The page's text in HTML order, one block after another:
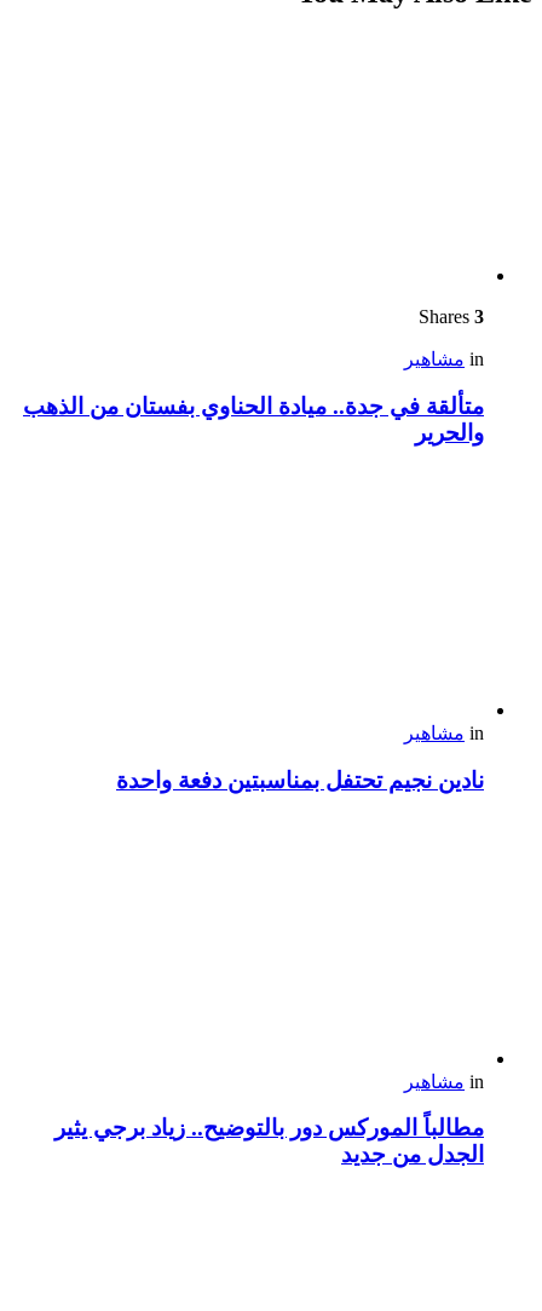
3
in مشاهير
متألقة في جدة.. ميادة الحناوي بفستان من الذهب
والحرير
in مشاهير
نادين نجيم تحتفل بمناسبتين دفعة واحدة
in مشاهير
مطالباً الموركس دور بالتوضيح.. زياد برجي يثير
الجدل من جديد